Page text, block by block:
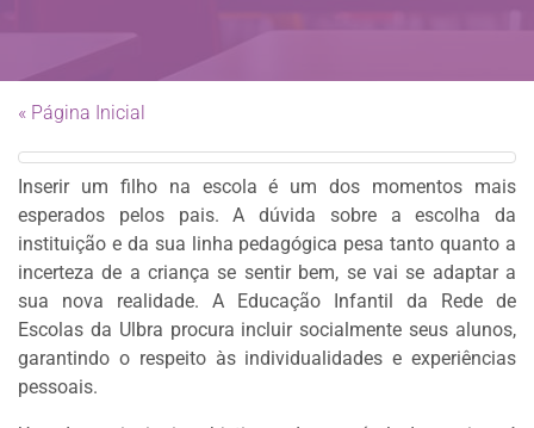
« Página Inicial
Inserir um filho na escola é um dos momentos mais
esperados pelos pais. A dúvida sobre a escolha da
instituição e da sua linha pedagógica pesa tanto quanto a
incerteza de a criança se sentir bem, se vai se adaptar a
sua nova realidade. A Educação Infantil da Rede de
Escolas da Ulbra procura incluir socialmente seus alunos,
garantindo o respeito às individualidades e experiências
pessoais.